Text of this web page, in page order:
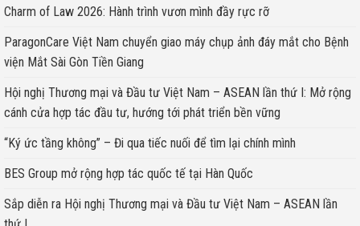
Charm of Law 2026: Hành trình vươn mình đầy rực rỡ
ParagonCare Việt Nam chuyển giao máy chụp ảnh đáy mắt cho Bệnh
viện Mắt Sài Gòn Tiền Giang
Hội nghị Thương mại và Đầu tư Việt Nam – ASEAN lần thứ I: Mở rộng
cánh cửa hợp tác đầu tư, hướng tới phát triển bền vững
“Ký ức tầng không” – Đi qua tiếc nuối để tìm lại chính mình
BES Group mở rộng hợp tác quốc tế tại Hàn Quốc
Sắp diễn ra Hội nghị Thương mại và Đầu tư Việt Nam – ASEAN lần